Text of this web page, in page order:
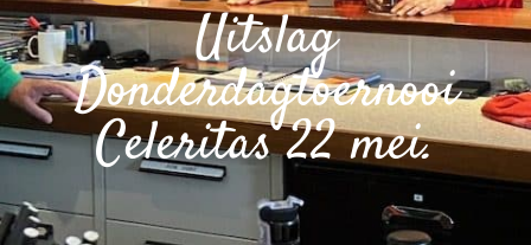
Uitslag
Donderdagtoernooi
Celeritas 22 mei.